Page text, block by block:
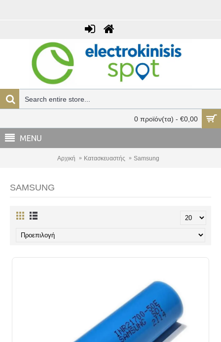
0 προϊόν(τα) - €0,00
MENU
Αρχική Κατασκευαστής Samsung
SAMSUNG